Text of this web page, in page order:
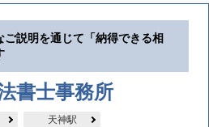
ご説明を通じて「納得できる相
書士事務所
天神駅